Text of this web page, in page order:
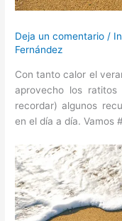
Deja un comentario /
Fernández
Con tanto calor el
aprovecho los
recordar) algunos
en el día a día. Vamos